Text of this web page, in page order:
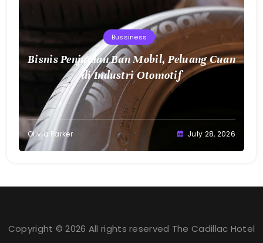
Bussiness
Bisnis Penjualan Ban Mobil, Peluang Cuan
di Industri Otomotif
Olivia Parker July 28, 2026
Copyright © 2026 All rights reserved The Cadillac Hotel